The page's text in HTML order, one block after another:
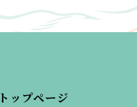
トップページ